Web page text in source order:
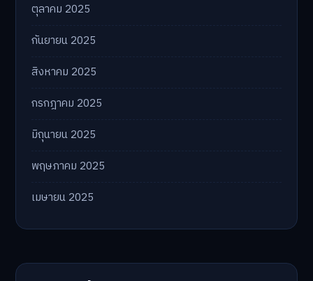
ตุลาคม 2025
กันยายน 2025
สิงหาคม 2025
กรกฎาคม 2025
มิถุนายน 2025
พฤษภาคม 2025
เมษายน 2025